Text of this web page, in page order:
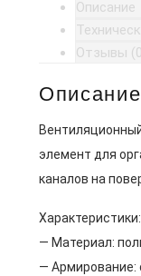
Описание
Отзывы
Описание
элемент для
каналов на
Характеристики:
— Материал:
— Армирование: